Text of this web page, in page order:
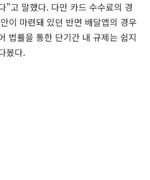
"고 말했다. 다만 카드 수수료의 경
이 마련돼 있던 반면 배달앱의 경우
법률을 통한 단기간 내 규제는 쉽지
봈다.